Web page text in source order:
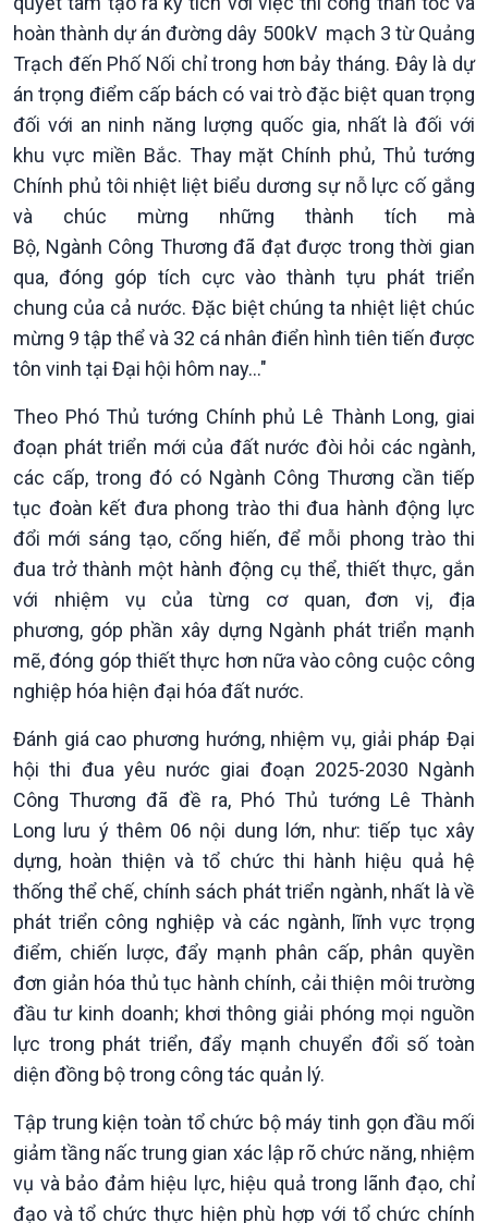
Kinh tế
Tin Kinh tế
Trước giờ mở cửa
Dòng chảy Kinh tế
Sức sống hàng Việt
Khởi nghiệp
Tuyên chiến với gian lận
thương mại
Nông nghiệp & Biển đảo
Tin Nông nghiệp & Biển
đảo
Mùa vàng
Biển đảo Việt Nam
Tâm tình biên giới và hải
đảo
Tìm hiểu biển, đảo Việt
Nam
hoàn thành dự án đường dây 500kV mạch 3 từ Quảng
Trạch đến Phố Nối chỉ trong hơn bảy tháng. Đây là dự
án trọng điểm cấp bách có vai trò đặc biệt quan trọng
đối với an ninh năng lượng quốc gia, nhất là đối với
khu vực miền Bắc. Thay mặt Chính phủ, Thủ tướng
Chính phủ tôi nhiệt liệt biểu dương sự nỗ lực cố gắng
và chúc mừng những thành tích mà
Bộ, Ngành Công Thương đã đạt được trong thời gian
qua, đóng góp tích cực vào thành tựu phát triển
chung của cả nước. Đặc biệt chúng ta nhiệt liệt chúc
mừng 9 tập thể và 32 cá nhân điển hình tiên tiến được
tôn vinh tại Đại hội hôm nay..."
Theo Phó Thủ tướng Chính phủ Lê Thành Long, giai
đoạn phát triển mới của đất nước đòi hỏi các ngành,
các cấp, trong đó có Ngành Công Thương cần tiếp
tục đoàn kết đưa phong trào thi đua hành động lực
đổi mới sáng tạo, cống hiến, để mỗi phong trào thi
đua trở thành một hành động cụ thể, thiết thực, gắn
với nhiệm vụ của từng cơ quan, đơn vị, địa
phương, góp phần xây dựng Ngành phát triển mạnh
mẽ, đóng góp thiết thực hơn nữa vào công cuộc công
nghiệp hóa hiện đại hóa đất nước.
Đánh giá cao phương hướng, nhiệm vụ, giải pháp Đại
hội thi đua yêu nước giai đoạn 2025-2030 Ngành
Công Thương đã đề ra, Phó Thủ tướng Lê Thành
Long lưu ý thêm 06 nội dung lớn, như: tiếp tục xây
dựng, hoàn thiện và tổ chức thi hành hiệu quả hệ
thống thể chế, chính sách phát triển ngành, nhất là về
phát triển công nghiệp và các ngành, lĩnh vực trọng
điểm, chiến lược, đẩy mạnh phân cấp, phân quyền
đơn giản hóa thủ tục hành chính, cải thiện môi trường
đầu tư kinh doanh; khơi thông giải phóng mọi nguồn
lực trong phát triển, đẩy mạnh chuyển đổi số toàn
diện đồng bộ trong công tác quản lý.
Tập trung kiện toàn tổ chức bộ máy tinh gọn đầu mối
giảm tầng nấc trung gian xác lập rõ chức năng, nhiệm
vụ và bảo đảm hiệu lực, hiệu quả trong lãnh đạo, chỉ
đạo và tổ chức thực hiện phù hợp với tổ chức chính